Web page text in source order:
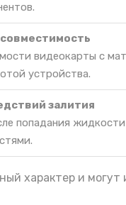
видеокарты с
устройства.
залития
попадания
характер и